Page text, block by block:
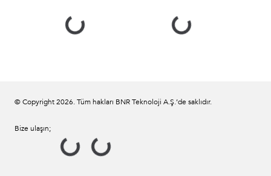
© Copyright2026. Tüm hakları BNR Teknoloji A.Ş.’de saklıdır.
Bize ulaşın;